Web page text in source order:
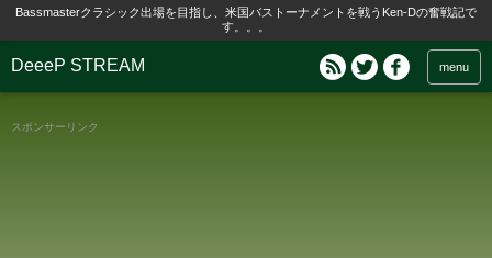
Bassmasterクラシック出場を目指し、米国バストーナメントを戦うKen-Dの奮戦記で
す。。。
DeeeP STREAM menu
スポンサーリンク